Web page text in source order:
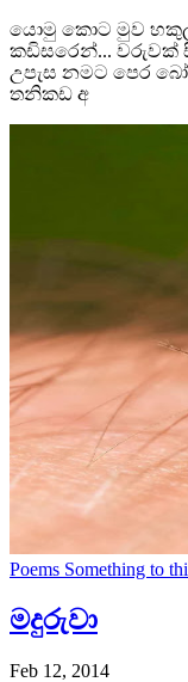
යොමු කොට මුව
කඩිසරෙන්... වරුවක්
උපැස නමට පෙර
තනිකඩ අ
Poems Something to
මදුරුවා
Feb 12, 2014